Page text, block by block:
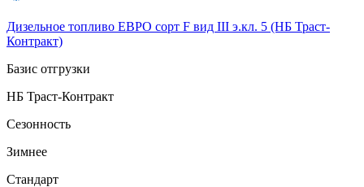
Дизельное топливо ЕВРО сорт F вид III э.кл. 5 (НБ Траст-
Контракт)
Базис отгрузки
НБ Траст-Контракт
Сезонность
Зимнее
Стандарт